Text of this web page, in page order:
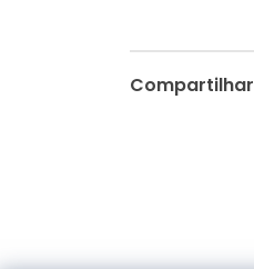
Compartilhar